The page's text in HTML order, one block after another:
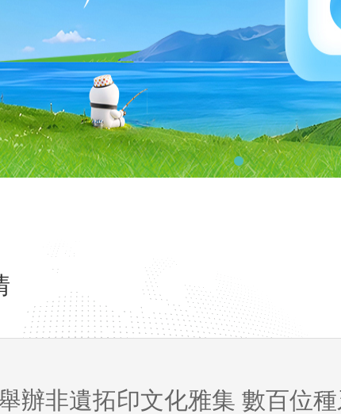
辦非遺拓印文化雅集 數百位